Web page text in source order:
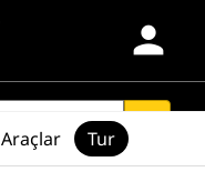
person
Araçlar Tur